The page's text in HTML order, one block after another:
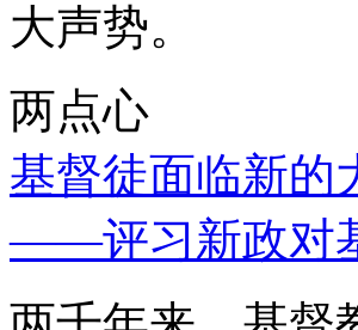
大声势。
两点心
基督徒面临新的
——评习新政对